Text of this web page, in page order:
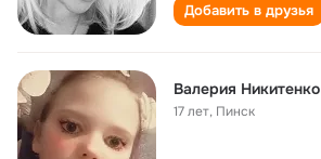
Добавить в друзья
Валерия Никитенко
17 лет, Пинск